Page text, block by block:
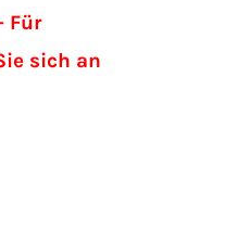
Für
sich an